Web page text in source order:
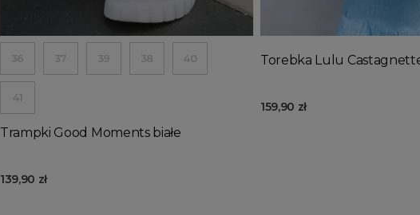
Dodaj do koszyka Dodaj do koszyka
Wyprzedany
36 37 39 38 40
41
Trampki Good Moments białe
139,90 zł
Torebka Lulu
159,90 zł